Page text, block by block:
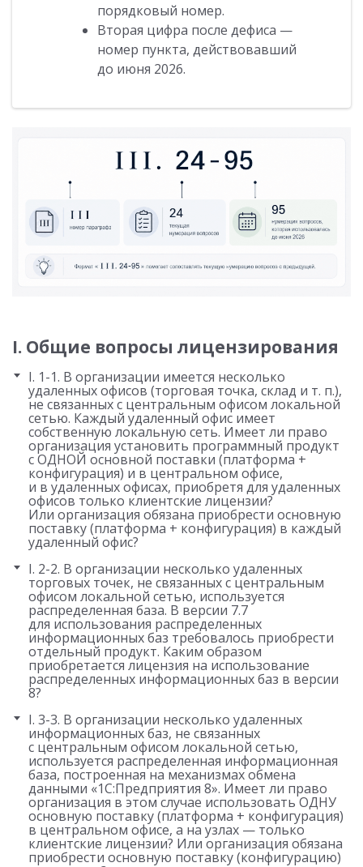
порядковый номер.
Вторая цифра после дефиса —
номер пункта, действовавший
до июня 2026.
I. Общие вопросы лицензирования
I. 1-1. В организации имеется несколько
удаленных офисов (торговая точка, склад и т. п.),
не связанных с центральным офисом локальной
сетью. Каждый удаленный офис имеет
собственную локальную сеть. Имеет ли право
организация установить программный продукт
с ОДНОЙ основной поставки (платформа +
конфигурация) и в центральном офисе,
и в удаленных офисах, приобретя для удаленных
офисов только клиентские лицензии?
Или организация обязана приобрести основную
поставку (платформа + конфигурация) в каждый
удаленный офис?
I. 2-2. В организации несколько удаленных
торговых точек, не связанных с центральным
офисом локальной сетью, используется
распределенная база. В версии 7.7
для использования распределенных
информационных баз требовалось приобрести
отдельный продукт. Каким образом
приобретается лицензия на использование
распределенных информационных баз в версии
8?
I. 3-3. В организации несколько удаленных
информационных баз, не связанных
с центральным офисом локальной сетью,
используется распределенная информационная
база, построенная на механизмах обмена
данными «1С:Предприятия 8». Имеет ли право
организация в этом случае использовать ОДНУ
основную поставку (платформа + конфигурация)
в центральном офисе, а на узлах — только
клиентские лицензии? Или организация обязана
приобрести основную поставку (конфигурацию)